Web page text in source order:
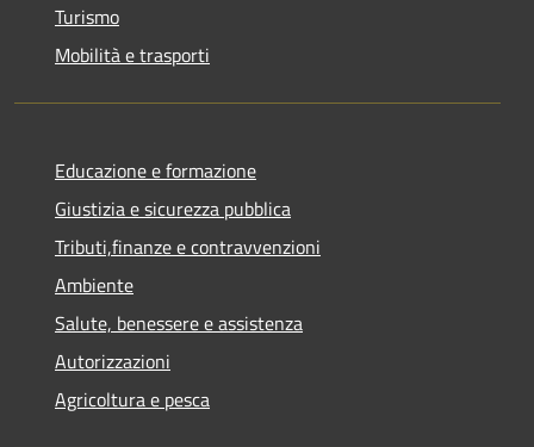
Turismo
Mobilità e trasporti
Educazione e formazione
Giustizia e sicurezza pubblica
Tributi,finanze e contravvenzioni
Ambiente
Salute, benessere e assistenza
Autorizzazioni
Agricoltura e pesca